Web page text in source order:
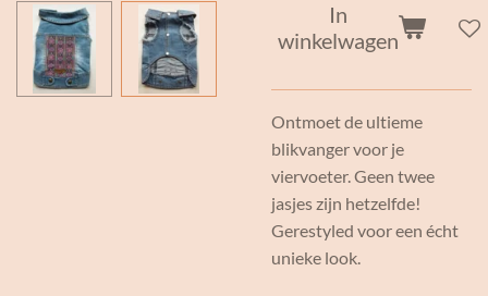
In
winkelwagen
Ontmoet de ultieme
blikvanger voor je
viervoeter. Geen twee
jasjes zijn hetzelfde!
Gerestyled voor een écht
unieke look.